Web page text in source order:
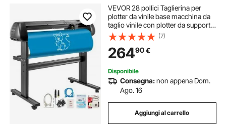
plotter da taglio per vinile compatibile mac
supporto per taglierina vinile
Filo rivestito in vinile calibro 16
VEVOR 28 pollici Taglierina per
plotter da vinile base macchina da
taglio vinile con plotter da supporto
Creazione di segni di velocità di
forza regolabile
(7)
26490€
Disponibile
Consegna:non appena Dom.
Ago. 16
Aggiungi al carrello